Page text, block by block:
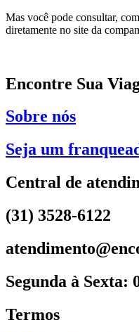
Mas você pode consultar,
diretamente no site da
Encontre Sua
Sobre nós
Seja um
Central de
(31) 3528-6122
Segunda à Sexta:
Termos